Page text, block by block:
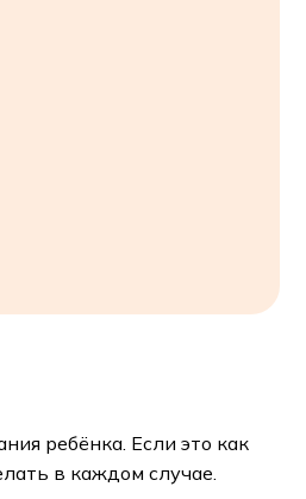
ребёнка. Если это как
в каждом случае.